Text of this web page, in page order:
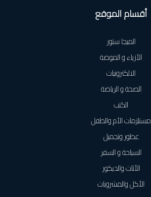
أقسام الموقع
الميجا ستور
الأزياء و الموضة
الالكترونيات
الصحة و الرياضة
الكتب
مستلزمات الأم والطفل
عطور وتجميل
السياحة و السفر
الأثاث والديكور
الأكل والمشروبات